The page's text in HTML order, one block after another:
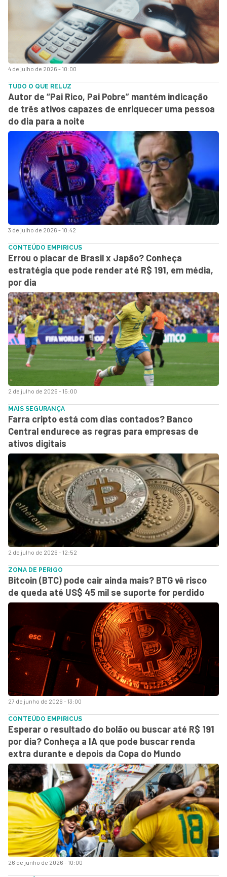
4 de julho de 2026 - 10:00
3 de julho de 2026 - 10:42
TUDO O QUE RELUZ
Autor de “Pai Rico, Pai Pobre” mantém indicação
de três ativos capazes de enriquecer uma pessoa
do dia para a noite
2 de julho de 2026 - 15:00
CONTEÚDO EMPIRICUS
Errou o placar de Brasil x Japão? Conheça
estratégia que pode render até R$ 191, em média,
por dia
2 de julho de 2026 - 12:52
MAIS SEGURANÇA
Farra cripto está com dias contados? Banco
Central endurece as regras para empresas de
ativos digitais
27 de junho de 2026 - 13:00
ZONA DE PERIGO
Bitcoin (BTC) pode cair ainda mais? BTG vê risco
de queda até US$ 45 mil se suporte for perdido
26 de junho de 2026 - 10:00
CONTEÚDO EMPIRICUS
Esperar o resultado do bolão ou buscar até R$ 191
por dia? Conheça a IA que pode buscar renda
extra durante e depois da Copa do Mundo